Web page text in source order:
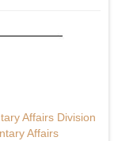
Affairs Division
Affairs